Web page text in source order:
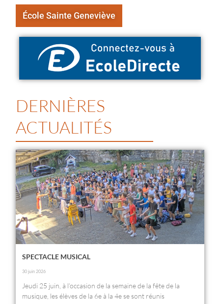
École Sainte Geneviève
DERNIÈRES
ACTUALITÉS
SPECTACLE MUSICAL
30 juin 2026
Jeudi 25 juin, à l’occasion de la semaine de la fête de la
musique, les élèves de la 6e à la 4e se sont réunis